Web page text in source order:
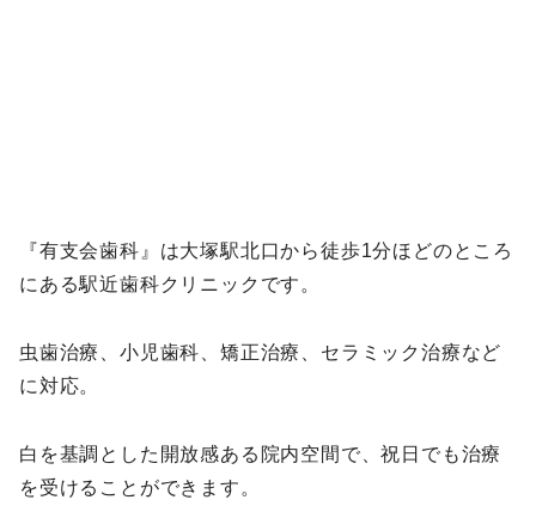
『有支会歯科』は大塚駅北口から徒歩1分ほどのところ
にある駅近歯科クリニックです。
虫歯治療、小児歯科、矯正治療、セラミック治療など
に対応。
白を基調とした開放感ある院内空間で、祝日でも治療
を受けることができます。